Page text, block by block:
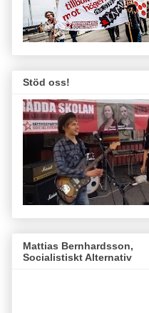
Stöd oss!
Mattias Bernhardsson,
Socialistiskt Alternativ